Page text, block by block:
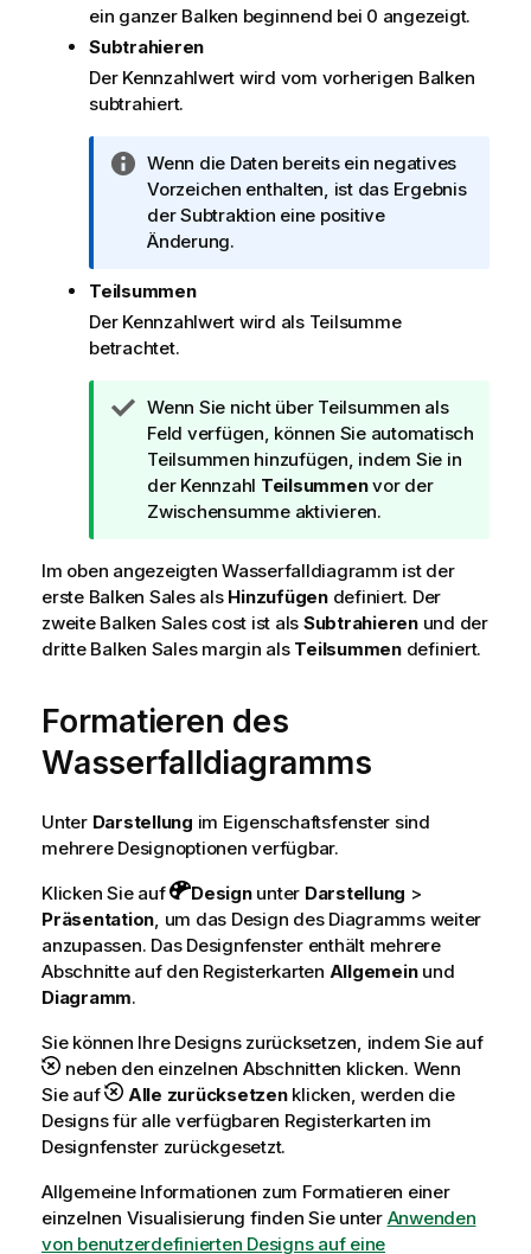
ein ganzer Balken beginnend bei 0 angezeigt.
Subtrahieren
Der Kennzahlwert wird vom vorherigen Balken
subtrahiert.
I
n
f
o
m
a
t
o
n
s
h
i
e
i
s
Wenn die Daten bereits ein negatives
Vorzeichen enthalten, ist das Ergebnis
der Subtraktion eine positive
Änderung.
Teilsummen
Der Kennzahlwert wird als Teilsumme
betrachtet.
T
i
p
p
h
n
w
e
Wenn Sie nicht über Teilsummen als
Feld verfügen, können Sie automatisch
Teilsummen hinzufügen, indem Sie in
der Kennzahl Teilsummenvor der
Zwischensumme aktivieren.
Im oben angezeigten Wasserfalldiagramm ist der
erste Balken Salesals Hinzufügendefiniert. Der
zweite Balken Sales cost ist als Subtrahierenund der
dritte Balken Sales margin als Teilsummendefiniert.
Formatieren des
Wasserfalldiagramms
Unter Darstellung im Eigenschaftsfenster sind
mehrere Designoptionen verfügbar.
Klicken Sie auf
Designunter Darstellung >
Präsentation, um das Design des Diagramms weiter
anzupassen. Das Designfenster enthält mehrere
Abschnitte auf den Registerkarten Allgemeinund
Diagramm.
Sie können Ihre Designs zurücksetzen, indem Sie auf
neben den einzelnen Abschnitten klicken. Wenn
Sie auf
Alle zurücksetzenklicken, werden die
Designs für alle verfügbaren Registerkarten im
Designfenster zurückgesetzt.
Allgemeine Informationen zum Formatieren einer
einzelnen Visualisierung finden Sie unter Anwenden
von benutzerdefinierten Designs auf eine